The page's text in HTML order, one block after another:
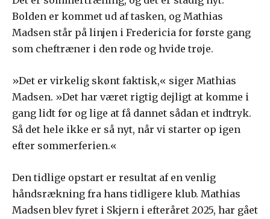
Bolden er kommet ud af tasken, og Mathias
Madsen står på linjen i Fredericia for første gang
som cheftræner i den røde og hvide trøje.
»Det er virkelig skønt faktisk,« siger Mathias
Madsen. »Det har været rigtig dejligt at komme i
gang lidt før og lige at få dannet sådan et indtryk.
Så det hele ikke er så nyt, når vi starter op igen
efter sommerferien.«
Den tidlige opstart er resultat af en venlig
håndsrækning fra hans tidligere klub. Mathias
Madsen blev fyret i Skjern i efteråret 2025, har gået